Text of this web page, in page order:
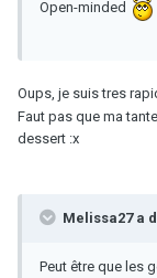
Open-minded
Oups, je suis tres
Faut pas que ma
dessert :x
Melissa27 a
Peut être que les